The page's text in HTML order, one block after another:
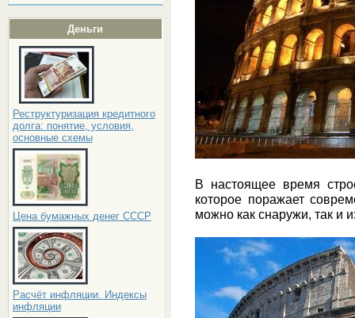
Деньги
Реструктуризация кредитного
долга: понятие, условия,
основные схемы
Цена бумажных денег СССР
Расчёт инфляции. Индексы
инфляции
В настоящее время
которое поражает
можно как снаружи, так и